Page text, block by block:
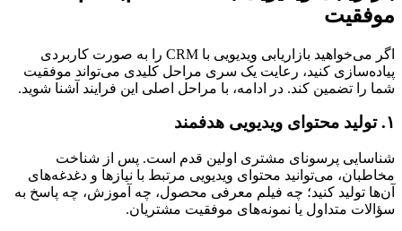
موفقیت
اگر می‌خواهید بازاریابی ویدیویی با CRM را به صورت کاربردی
پیاده‌سازی کنید، رعایت یک سری مراحل کلیدی می‌تواند موفقیت
شما را تضمین کند. در ادامه، با مراحل اصلی این فرایند آشنا شوید.
۱. تولید محتوای ویدیویی هدفمند
شناسایی پرسونای مشتری اولین قدم است. پس از شناخت
مخاطبان، می‌توانید محتوای ویدیویی مرتبط با نیازها و دغدغه‌های
آن‌ها تولید کنید؛ چه فیلم معرفی محصول، چه آموزش، چه پاسخ به
سؤالات متداول یا نمونه‌های موفقیت مشتریان.